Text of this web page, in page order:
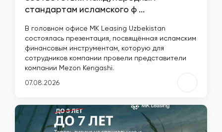
стандартам исламского ф ...
В головном офисе MK Leasing Uzbekistan
состоялась презентация, посвящённая исламским
финансовым инструментам, которую для
сотрудников компании провели представители
компании Mezon Kengashi.
07.08.2026